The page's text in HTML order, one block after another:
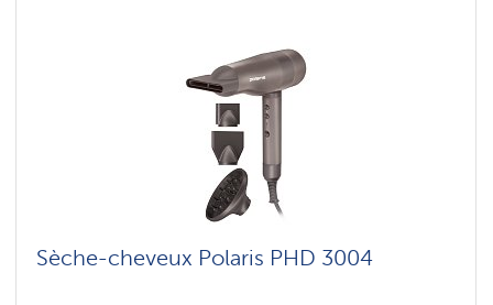
Sèche-cheveux Polaris PHD 3004